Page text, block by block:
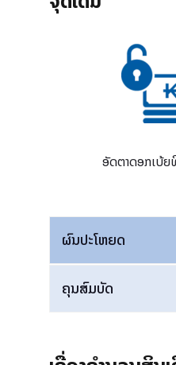
ອັດຕາດອກເບ້
ຜົນປະໂຫຍດ
ຄຸນສົມບັດ